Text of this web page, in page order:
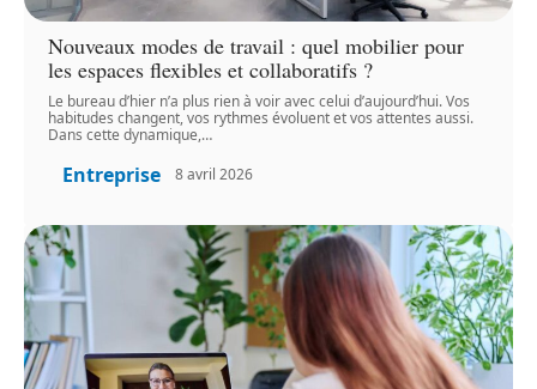
Nouveaux modes de travail : quel mobilier pour
les espaces flexibles et collaboratifs ?
Le bureau d’hier n’a plus rien à voir avec celui d’aujourd’hui. Vos
habitudes changent, vos rythmes évoluent et vos attentes aussi.
Dans cette dynamique,…
Entreprise 8 avril 2026